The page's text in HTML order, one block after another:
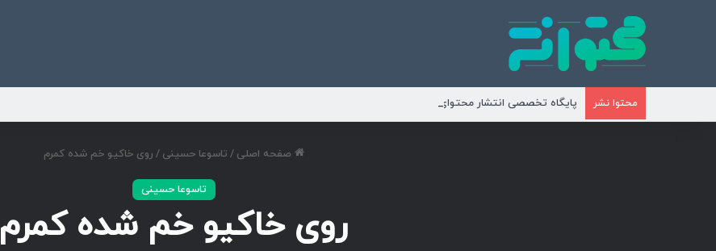
محتوا نشر پایگاه تخصصی انتشار محتوای مناسبتی و موضوعی
صفحه اصلی / تاسوعا حسینی / روی خاکیو خم شده کمرم
تاسوعا حسینی
روی خاکیو خم شده کمرم